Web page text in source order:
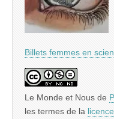
Billets femmes en
Le Monde et Nous de
les termes de la